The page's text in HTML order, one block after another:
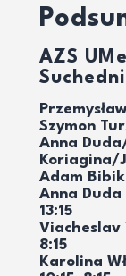
AZS
Szymon
Anna
Koriagina/
Adam Bibik
Anna Duda
13:15
Viacheslav
8:15
Karolina